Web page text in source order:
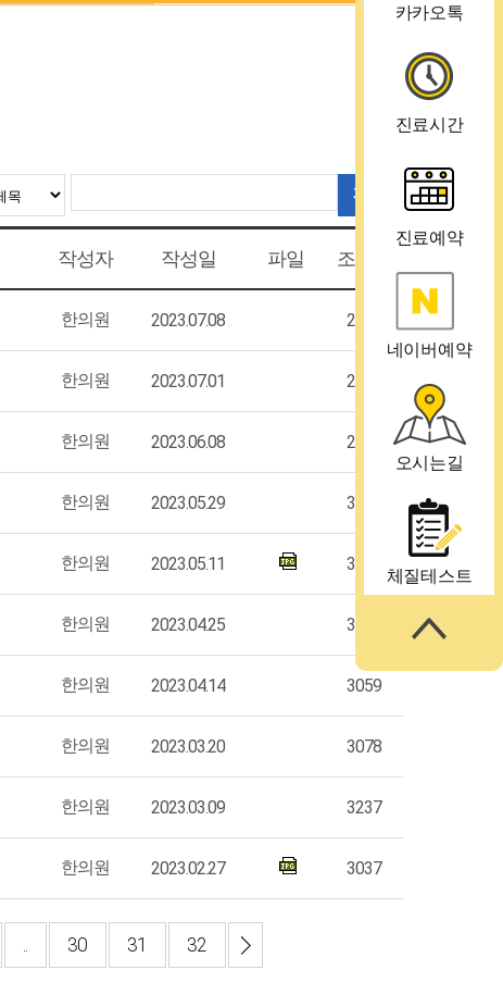
카카오톡
진료시간
진료예약
네이버예약
오시는길
체질테스트
검색
작성자 작성일 파일 조회수
한의원 2023.07.08 2774
한의원 2023.07.01 2814
한의원 2023.06.08 2882
한의원 2023.05.29 3155
한의원 2023.05.11 3162
한의원 2023.04.25 3211
한의원 2023.04.14 3059
한의원 2023.03.20 3078
한의원 2023.03.09 3237
한의원 2023.02.27 3037
30 31 32